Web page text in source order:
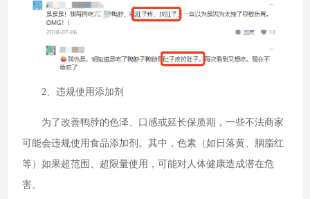
2、违规使用添加剂
为了改善鸭脖的色泽、口感或延长保质期，一些不法商家
可能会违规使用食品添加剂。其中，色素（如日落黄、胭脂红
等）如果超范围、超限量使用，可能对人体健康造成潜在危
害。